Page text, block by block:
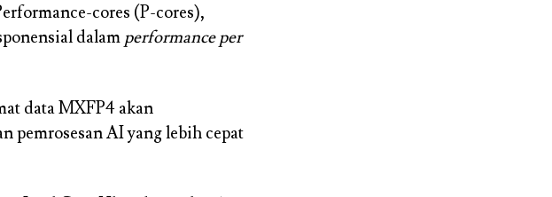
cores (P-cores),
dalam performance per
data MXFP4 akan
pemrosesan AI yang lebih cepat